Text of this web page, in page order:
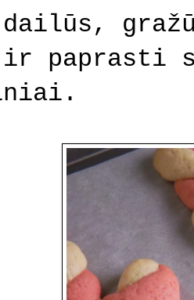
dailūs,
ir paprasti